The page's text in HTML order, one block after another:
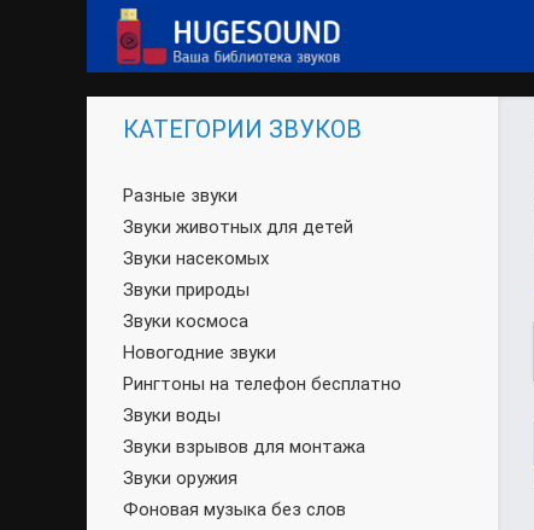
КАТЕГОРИИ ЗВУКОВ
Разные звуки
Звуки животных для детей
Звуки насекомых
Звуки природы
Звуки космоса
Новогодние звуки
Рингтоны на телефон бесплатно
Звуки воды
Звуки взрывов для монтажа
Звуки оружия
Фоновая музыка без слов